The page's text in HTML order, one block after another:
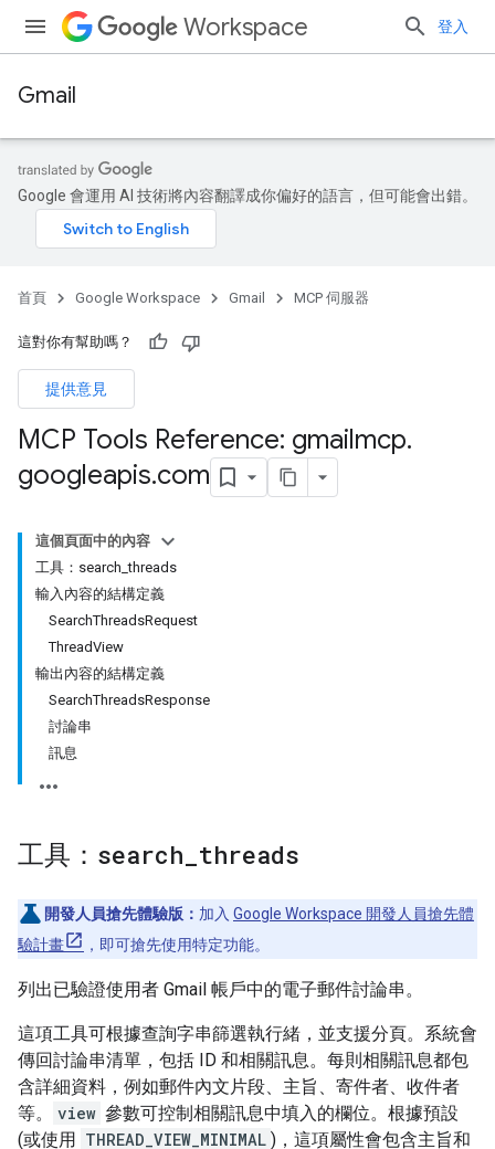
Workspace 登入
Gmail
Google 會運用 AI 技術將內容翻譯成你偏好的語言，但可能會出錯。
首頁 Google Workspace Gmail MCP 伺服器
這對你有幫助嗎？
提供意見
MCP Tools Reference: gmailmcp.
googleapis.com
這個頁面中的內容
工具：search_threads
輸入內容的結構定義
SearchThreadsRequest
ThreadView
輸出內容的結構定義
SearchThreadsResponse
討論串
訊息
工具： search threads
開發人員搶先體驗版： 加入 Google Workspace 開發人員搶先體
驗計畫
，即可搶先使用特定功能。
列出已驗證使用者 Gmail 帳戶中的電子郵件討論串。
這項工具可根據查詢字串篩選執行緒，並支援分頁。系統會
傳回討論串清單，包括 ID 和相關訊息。每則相關訊息都包
含詳細資料，例如郵件內文片段、主旨、寄件者、收件者
等。
view 參數可控制相關訊息中填入的欄位。根據預設
(或使用 THREAD_VIEW_MINIMAL )，這項屬性會包含主旨和